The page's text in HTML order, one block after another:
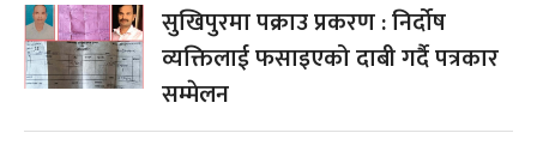
सुखिपुरमा पक्राउ प्रकरण : निर्दोष
व्यक्तिलाई फसाइएको दाबी गर्दै पत्रकार
सम्मेलन